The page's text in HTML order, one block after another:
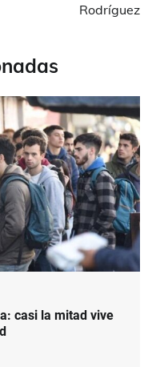
Rodríguez
casi la mitad vive